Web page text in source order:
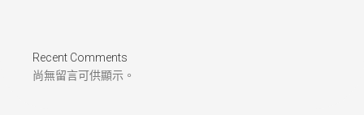
Recent Comments
尚無留言可供顯示。